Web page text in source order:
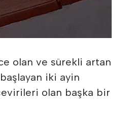
olan ve sürekli artan
iki ayin
olan başka bir